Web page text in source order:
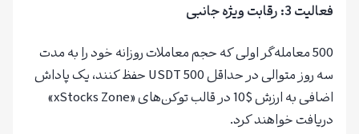
فعالیت 3: رقابت ویژه جانبی
500 معامله‌گر اولی که حجم معاملات روزانه خود را به مدت
سه روز متوالی در حداقل 500 USDT حفظ کنند، یک پاداش
اضافی به ارزش $10 در قالب توکن‌های «xStocks Zone»
دریافت خواهند کرد.